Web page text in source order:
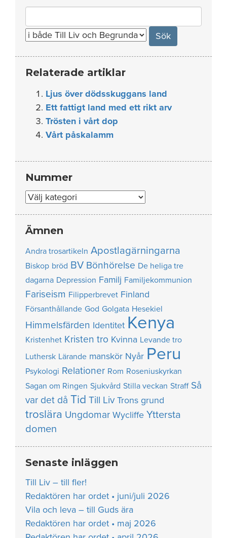
for:
Relaterade artiklar
Ljus över dödsskuggans land
Ett fattigt land med ett rikt arv
Trösten i vårt dop
Vårt påskalamm
Nummer
Nummer
Ämnen
Andra trosartikeln Apostlagärningarna
Biskop bröd BV Bönhörelse De heliga tre
dagarna Depression Familj Familjekommunion
Fariseism Filipperbrevet Finland
Försanthållande God Golgata Hesekiel
Himmelsfärden Identitet Kenya
Kristenhet Kristen tro Kvinna Levande tro
Luthersk Lärande manskör Nyår Peru
Psykologi Relationer Rom Roseniuskyrkan
Sagan om Ringen Sjukvård Stilla veckan Straff Så
var det då Tid Till Liv Trons grund
troslära Ungdomar Wycliffe Yttersta
domen
Senaste inläggen
Till Liv – till fler!
Redaktören har ordet • juni/juli 2026
Vila och leva – till Guds ära
Redaktören har ordet • maj 2026